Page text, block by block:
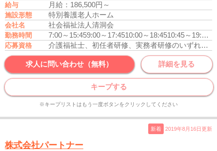
給与 月給：186,500円～
施設形態 特別養護老人ホーム
会社名 社会福祉法人清洞会
勤務時間 7:00～15:459:00～17:4510:00～18:4510:45～19:30
応募資格 介護福祉士、初任者研修、実務者研修のいずれかの資格をお持ちの方
求人に問い合わせ（無料） 詳細を見る
キープする
※キープリストはもう一度ボタンをクリックしてください
新着 2019年8月16日更新
株式会社パートナー